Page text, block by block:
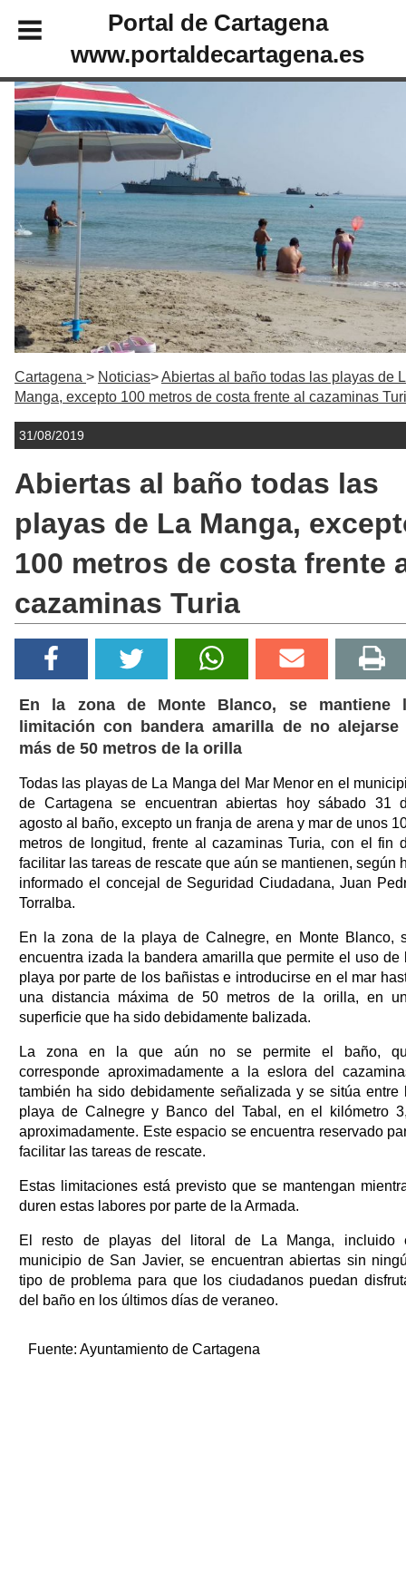
Portal de Cartagena
www.portaldecartagena.es
Cartagena Noticias
Abiertas al baño todas las playas de
Manga, excepto 100 metros de costa frente al cazaminas
31/08/2019
Abiertas al baño todas las
playas de La Manga,
100 metros de costa frente
cazaminas Turia
En la zona de Monte Blanco, se mantiene
limitación con bandera amarilla de no alejarse
más de 50 metros de la orilla
Todas las playas de La Manga del Mar Menor en el
de Cartagena se encuentran abiertas hoy sábado 31
agosto al baño, excepto un franja de arena y mar de unos
metros de longitud, frente al cazaminas Turia, con el fin
facilitar las tareas de rescate que aún se mantienen, según
informado el concejal de Seguridad Ciudadana, Juan
Torralba.
En la zona de la playa de Calnegre, en Monte Blanco,
encuentra izada la bandera amarilla que permite el uso de
playa por parte de los bañistas e introducirse en el mar
una distancia máxima de 50 metros de la orilla, en
superficie que ha sido debidamente balizada.
La zona en la que aún no se permite el baño,
corresponde aproximadamente a la eslora del
también ha sido debidamente señalizada y se sitúa entre
playa de Calnegre y Banco del Tabal, en el kilómetro
aproximadamente. Este espacio se encuentra reservado
facilitar las tareas de rescate.
Estas limitaciones está previsto que se mantengan
duren estas labores por parte de la Armada.
El resto de playas del litoral de La Manga, incluido
municipio de San Javier, se encuentran abiertas sin
tipo de problema para que los ciudadanos puedan
del baño en los últimos días de veraneo.
Fuente: Ayuntamiento de Cartagena